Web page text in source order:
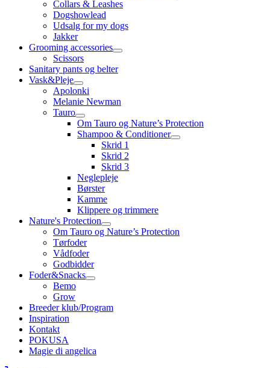
Collars & Leashes
Dogshowlead
Udsalg for my dogs
Jakker
Grooming accessories
Scissors
Sanitary pants og belter
Vask&Pleje
Apolonki
Melanie Newman
Tauro
Om Tauro og Nature’s Protection
Shampoo & Conditioner
Skrid 1
Skrid 2
Skrid 3
Neglepleje
Børster
Kamme
Klippere og trimmere
Nature's Protection
Om Tauro og Nature’s Protection
Tørfoder
Vådfoder
Godbidder
Foder&Snacks
Bemo
Grow
Breeder klub/Program
Inspiration
Kontakt
POKUSA
Magie di angelica